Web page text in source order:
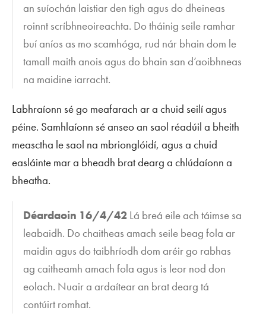
an suíochán laistiar den tigh agus do dheineas
roinnt scríbhneoireachta. Do tháinig seile ramhar
buí aníos as mo scamhóga, rud nár bhain dom le
tamall maith anois agus do bhain san d’aoibhneas
na maidine iarracht.
Labhraíonn sé go meafarach ar a chuid seilí agus
péine. Samhlaíonn sé anseo an saol réadúil a bheith
measctha le saol na mbrionglóidí, agus a chuid
easláinte mar a bheadh brat dearg a chlúdaíonn a
bheatha.
Déardaoin 16/4/42 Lá breá eile ach táimse sa
leabaidh. Do chaitheas amach seile beag fola ar
maidin agus do taibhríodh dom aréir go rabhas
ag caitheamh amach fola agus is leor nod don
eolach. Nuair a ardaítear an brat dearg tá
contúirt romhat.